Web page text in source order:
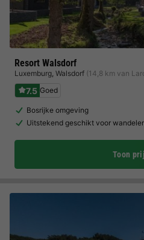
Resort Walsdorf
Luxemburg, Walsdorf (14,8 km van
7.5 Goed
Bosrijke omgeving
Uitstekend geschikt voor
Toon